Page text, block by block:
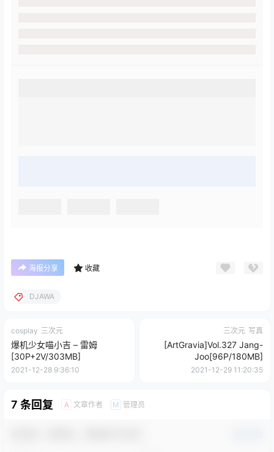
海报分享 收藏
DJAWA
cosplay 三次元
爆机少女喵小吉 – 雷姆
[30P+2V/303MB]
2021-12-28 9:36:10
三次元 写真
[ArtGravia]Vol.327 Jang-
Joo[96P/180MB]
2021-12-29 11:20:35
7 条回复 A 文章作者 M 管理员